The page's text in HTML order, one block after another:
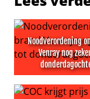
Noodverordening
Venray nog